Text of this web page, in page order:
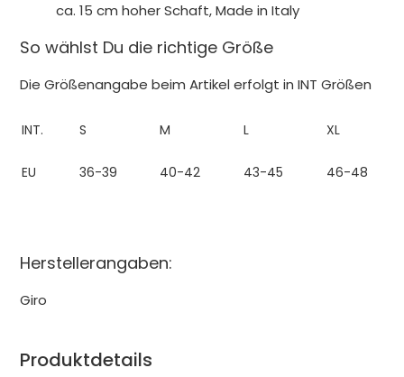
ca. 15 cm hoher Schaft, Made in Italy
So wählst Du die richtige Größe
Die Größenangabe beim Artikel erfolgt in INT Größen
INT. S M L XL
EU 36-39 40-42 43-45 46-48
Herstellerangaben:
Giro
Produktdetails